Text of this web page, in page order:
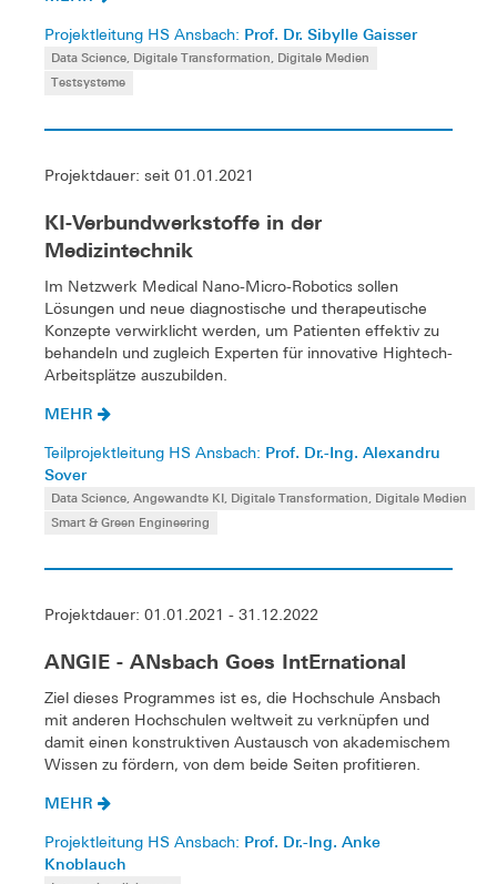
Projektleitung HS Ansbach: Prof. Dr. Sibylle Gaisser
Data Science, Digitale Transformation, Digitale Medien
Testsysteme
Projektdauer: seit 01.01.2021
KI-Verbundwerkstoffe in der
Medizintechnik
Im Netzwerk Medical Nano-Micro-Robotics sollen
Lösungen und neue diagnostische und therapeutische
Konzepte verwirklicht werden, um Patienten effektiv zu
behandeln und zugleich Experten für innovative Hightech-
Arbeitsplätze auszubilden.
MEHR
Teilprojektleitung HS Ansbach: Prof. Dr.-Ing. Alexandru
Sover
Data Science, Angewandte KI, Digitale Transformation, Digitale Medien
Smart & Green Engineering
Projektdauer: 01.01.2021 - 31.12.2022
ANGIE - ANsbach Goes IntErnational
Ziel dieses Programmes ist es, die Hochschule Ansbach
mit anderen Hochschulen weltweit zu verknüpfen und
damit einen konstruktiven Austausch von akademischem
Wissen zu fördern, von dem beide Seiten profitieren.
MEHR
Projektleitung HS Ansbach: Prof. Dr.-Ing. Anke
Knoblauch